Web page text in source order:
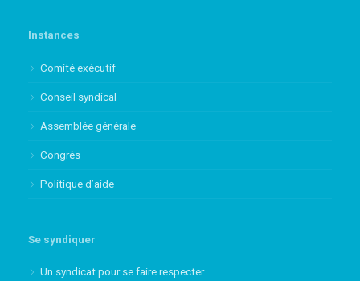
Instances
Comité exécutif
Conseil syndical
Assemblée générale
Congrès
Politique d’aide
Se syndiquer
Un syndicat pour se faire respecter